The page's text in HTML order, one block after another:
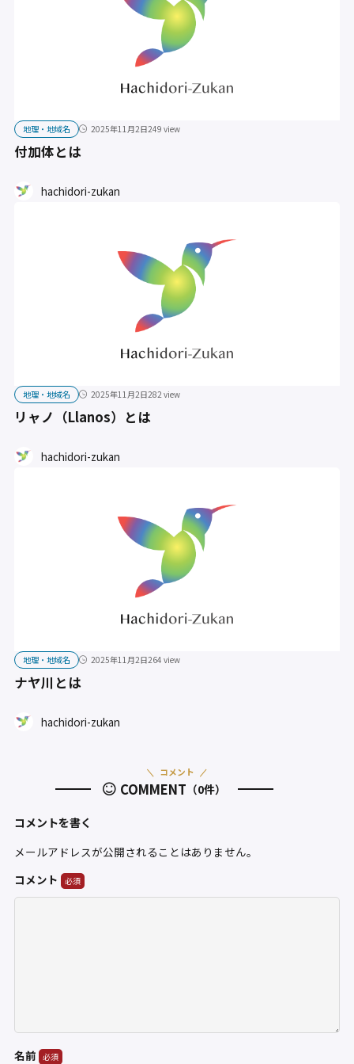
地理・地域名 2025年11月2日249 view
付加体とは
hachidori-zukan
地理・地域名 2025年11月2日282 view
リャノ（Llanos）とは
hachidori-zukan
地理・地域名 2025年11月2日264 view
ナヤ川とは
hachidori-zukan
COMMENT （0件）
コメント
コメントを書く
メールアドレスが公開されることはありません。
コメント
名前